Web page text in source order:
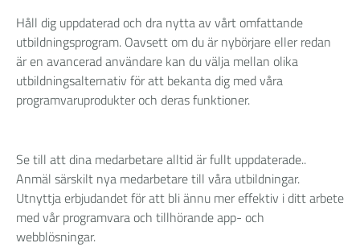
Håll dig uppdaterad och dra nytta av vårt omfattande
utbildningsprogram. Oavsett om du är nybörjare eller redan
är en avancerad användare kan du välja mellan olika
utbildningsalternativ för att bekanta dig med våra
programvaruprodukter och deras funktioner.
Se till att dina medarbetare alltid är fullt uppdaterade..
Anmäl särskilt nya medarbetare till våra utbildningar.
Utnyttja erbjudandet för att bli ännu mer effektiv i ditt arbete
med vår programvara och tillhörande app- och
webblösningar.